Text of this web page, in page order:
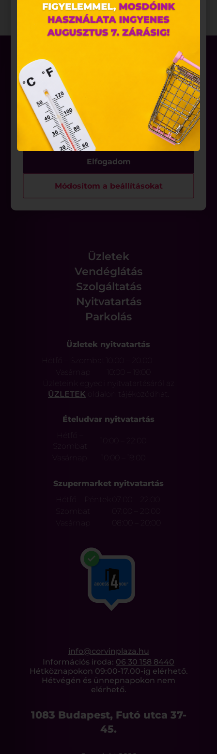
Aktualitások
Rólunk
Állásajánlatok
Üzletek
Vendéglátás
Szolgáltatás
Nyitvatartás
Parkolás
Üzletek nyitvatartás
Hétfő – Szombat
10:00 – 20:00
Vasárnap
Üzleteink egyedi nyitvatartásáról az
ÜZLETEK oldalon tájékozódhat.
Ételudvar nyitvatartás
Hétfő –
Szombat
10:00 – 22:00
Vasárnap
Szupermarket nyitvatartás
Hétfő – Péntek
07:00 – 22:00
Szombat
07:00 – 20:00
Vasárnap
08:00 – 20:00
info@corvinplaza.hu
Információs iroda: 06 30 158 8440
Hétköznapokon 09:00-17.00-ig elérhető.
Hétvégén és ünnepnapokon nem
elérhető.
1083 Budapest, Futó utca 37-
45.
tárolnak webes böngészőjében. Ehhez az Ön
hozzájárulása szükséges.
A „sütiket" az elektronikus hírközlésről szóló 2003.
összefüggő szolgáltatások egyes kérdéseiről szóló
2001. évi CVIII. törvény, valamint az Európai Unió
előírásainak megfelelően használjuk. Azon
weblapoknak, melyek az Európai Unió országain
belül működnek, a „sütik" használatához, és
ezeknek a felhasználó számítógépén vagy egyéb
eszközén történő tárolásához a felhasználók
hozzájárulását kell kérniük.
Elfogadom
Módosítom a beállításokat